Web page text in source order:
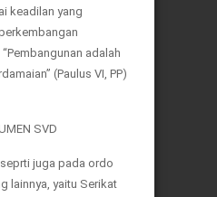
keadilan yang
adalah
(Paulus VI, PP)
SVD
juga pada ordo
lainnya, yaitu Serikat